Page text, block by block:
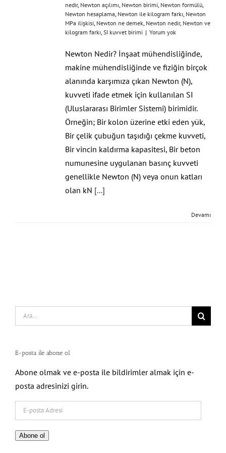
nedir, Newton açılımı Newton birimi Newton formülü
Newton hesaplama Newton ile kilogram farkı Newton
MPa ilişkisi Newton ne demek Newton nedir, Newton ve
kilogram farkı SI kuvvet birimi | Yorum yok
Newton Nedir? İnşaat mühendisliğinde,
makine mühendisliğinde ve fiziğin birçok
alanında karşımıza çıkan Newton (N),
kuvveti ifade etmek için kullanılan SI
(Uluslararası Birimler Sistemi) birimidir.
Örneğin; Bir kolon üzerine etki eden yük,
Bir çelik çubuğun taşıdığı çekme kuvveti,
Bir vincin kaldırma kapasitesi, Bir beton
numunesine uygulanan basınç kuvveti
genellikle Newton (N) veya onun katları
olan kN [...]
Devamı
Search
for:
E-posta ile abone ol
Abone olmak ve e-posta ile bildirimler almak için e-
posta adresinizi girin.
posta
Adresi
Abone ol